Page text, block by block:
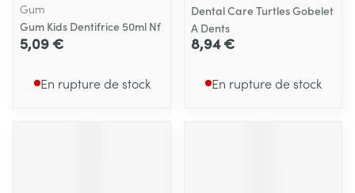
Gum
Gum Kids Dentifrice 50ml Nf
5,09 €
En rupture de stock
Dental Care Turtles Gobelet
A Dents
8,94 €
En rupture de stock